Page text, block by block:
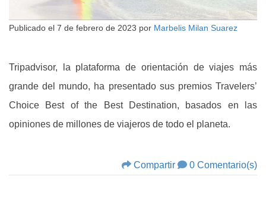
Publicado el 7 de febrero de 2023 por Marbelis Milan Suarez
Tripadvisor, la plataforma de orientación de viajes más
grande del mundo, ha presentado sus premios Travelers’
Choice Best of the Best Destination, basados en las
opiniones de millones de viajeros de todo el planeta.
Compartir 0 Comentario(s)